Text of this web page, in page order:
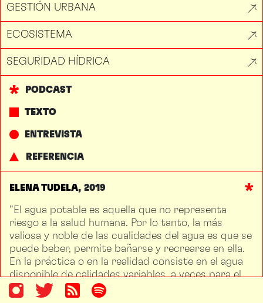
PODCAST
TEXTO
ENTREVISTA
REFERENCIA
GESTIÓN URBANA
ECOSISTEMA
SEGURIDAD HÍDRICA
ELENA TUDELA 2019
"El agua potable es aquella que no representa
riesgo a la salud humana. Por lo tanto, la más
valiosa y noble de las cualidades del agua es que se
puede beber, permite bañarse y recrearse en ella.
En la práctica o en la realidad consiste en el agua
disponible de calidades variables, a veces para el
uso y consumo humano, no obstante,
indispensable para la vida humana. (…) El agua se